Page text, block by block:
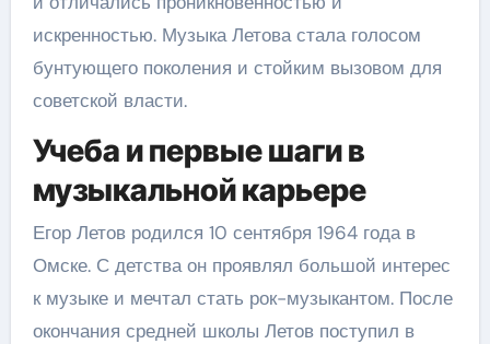
искренностью. Музыка Летова стала голосом
бунтующего поколения и стойким вызовом для
советской власти.
Учеба и первые шаги в
музыкальной карьере
Егор Летов родился 10 сентября 1964 года в
Омске. С детства он проявлял большой интерес
к музыке и мечтал стать рок-музыкантом. После
окончания средней школы Летов поступил в